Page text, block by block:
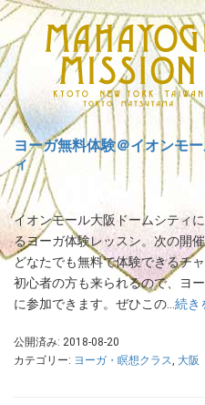
ヨーガ無料体験＠イオンモ
ィ
イオンモール大阪ドームシティ
るヨーガ体験レッスン。次の開
どなたでも無料で体験できるチ
初心者の方も来られるので、ヨ
に参加できます。ぜひこの… 続き
公開済み: 2018-08-20
カテゴリー: ヨーガ・瞑想クラス, 大阪